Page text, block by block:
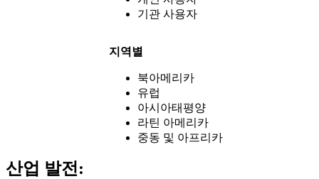
기관 사용자
지역별
북아메리카
유럽
아시아태평양
라틴 아메리카
중동 및 아프리카
산업 발전: